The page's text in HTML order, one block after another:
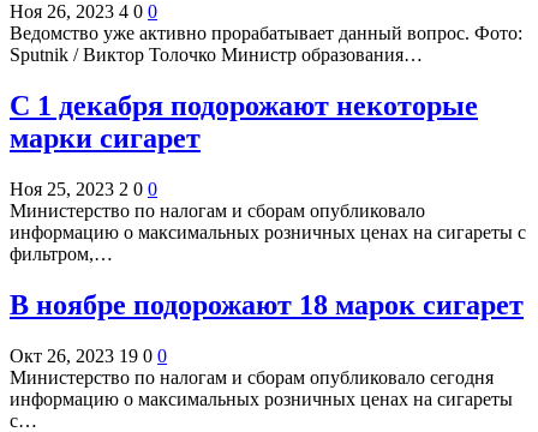
Ноя 26, 2023 4 0 0
Ведомство уже активно прорабатывает данный вопрос. Фото:
Sputnik / Виктор Толочко Министр образования…
С 1 декабря подорожают некоторые
марки сигарет
Ноя 25, 2023 2 0 0
Министерство по налогам и сборам опубликовало
информацию о максимальных розничных ценах на сигареты с
фильтром,…
В ноябре подорожают 18 марок сигарет
Окт 26, 2023 19 0 0
Министерство по налогам и сборам опубликовало сегодня
информацию о максимальных розничных ценах на сигареты
с…